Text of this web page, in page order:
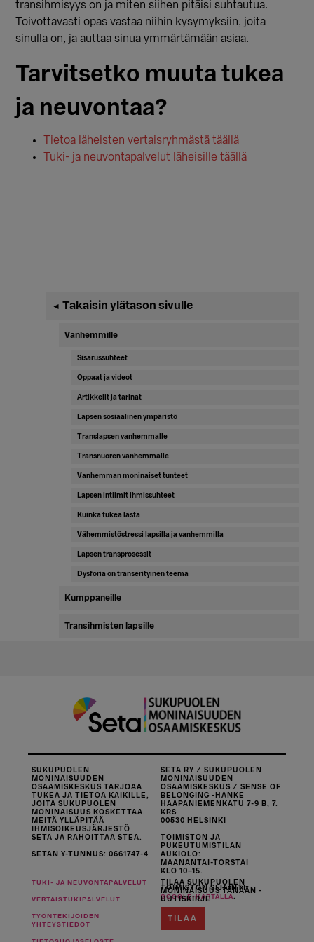
transihmisyys on ja miten siihen pitäisi suhtautua.
Toivottavasti opas vastaa niihin kysymyksiin, joita
sinulla on, ja auttaa sinua ymmärtämään asiaa.
Tarvitsetko muuta tukea
ja neuvontaa?
Tietoa läheisten vertaisryhmästä täällä
Tuki- ja neuvontapalvelut läheisille täällä
Ensisijainen
sivupalkki
◄ Takaisin ylätason sivulle
Vanhemmille
Sisarussuhteet
Oppaat ja videot
Artikkelit ja tarinat
Lapsen sosiaalinen ympäristö
Translapsen vanhemmalle
Transnuoren vanhemmalle
Vanhemman moninaiset tunteet
Lapsen intiimit ihmissuhteet
Kuinka tukea lasta
Vähemmistöstressi lapsilla ja vanhemmilla
Lapsen transprosessit
Dysforia on transerityinen teema
Kumppaneille
Transihmisten lapsille
SUKUPUOLEN
MONINAISUUDEN
OSAAMISKESKUS TARJOAA
TUKEA JA TIETOA KAIKILLE,
JOITA SUKUPUOLEN
MONINAISUUS KOSKETTAA.
MEITÄ YLLÄPITÄÄ
IHMISOIKEUSJÄRJESTÖ
SETA JA RAHOITTAA STEA.
SETAN Y-TUNNUS: 0661747-4
SETA RY / SUKUPUOLEN
MONINAISUUDEN
OSAAMISKESKUS / SENSE OF
BELONGING -HANKE
HAAPANIEMENKATU 7-9 B, 7.
KRS
00530 HELSINKI
TOIMISTON JA
PUKEUTUMISTILAN
AUKIOLO:
MAANANTAI-TORSTAI
KLO 10–15.
TOIMISTON SIJAINTI
GOOGLE-KARTALLA
TUKI- JA NEUVONTAPALVELUT
VERTAISTUKIPALVELUT
TYÖNTEKIJÖIDEN
YHTEYSTIEDOT
TILAA SUKUPUOLEN
MONINAISUUS TÄNÄÄN -
UUTISKIRJE
TILAA